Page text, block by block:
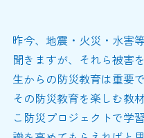
昨今、地震・火災・水害
聞きますが、それら被害
生からの防災教育は重要で
その防災教育を楽しむ教
こ防災プロジェクトで学